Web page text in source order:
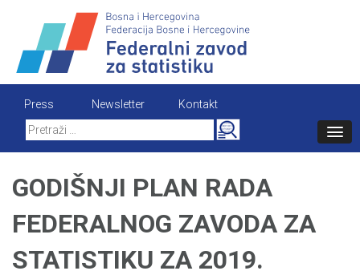
content
Press Newsletter
Kontakt
Search
for:
GODIŠNJI PLAN RADA
FEDERALNOG ZAVODA ZA
STATISTIKU ZA 2019.